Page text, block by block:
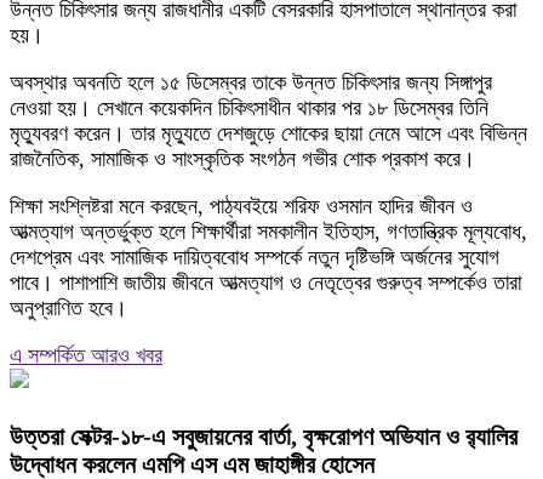
উন্নত চিকিৎসার জন্য রাজধানীর একটি বেসরকারি হাসপাতালে স্থানান্তর করা
হয়।
অবস্থার অবনতি হলে ১৫ ডিসেম্বর তাকে উন্নত চিকিৎসার জন্য সিঙ্গাপুর
নেওয়া হয়। সেখানে কয়েকদিন চিকিৎসাধীন থাকার পর ১৮ ডিসেম্বর তিনি
মৃত্যুবরণ করেন। তার মৃত্যুতে দেশজুড়ে শোকের ছায়া নেমে আসে এবং বিভিন্ন
রাজনৈতিক, সামাজিক ও সাংস্কৃতিক সংগঠন গভীর শোক প্রকাশ করে।
শিক্ষা সংশ্লিষ্টরা মনে করছেন, পাঠ্যবইয়ে শরিফ ওসমান হাদির জীবন ও
আত্মত্যাগ অন্তর্ভুক্ত হলে শিক্ষার্থীরা সমকালীন ইতিহাস, গণতান্ত্রিক মূল্যবোধ,
দেশপ্রেম এবং সামাজিক দায়িত্ববোধ সম্পর্কে নতুন দৃষ্টিভঙ্গি অর্জনের সুযোগ
পাবে। পাশাপাশি জাতীয় জীবনে আত্মত্যাগ ও নেতৃত্বের গুরুত্ব সম্পর্কেও তারা
অনুপ্রাণিত হবে।
এ সম্পর্কিত আরও খবর
উত্তরা সেক্টর-১৮-এ সবুজায়নের বার্তা, বৃক্ষরোপণ অভিযান ও র‍্যালির
উদ্বোধন করলেন এমপি এস এম জাহাঙ্গীর হোসেন